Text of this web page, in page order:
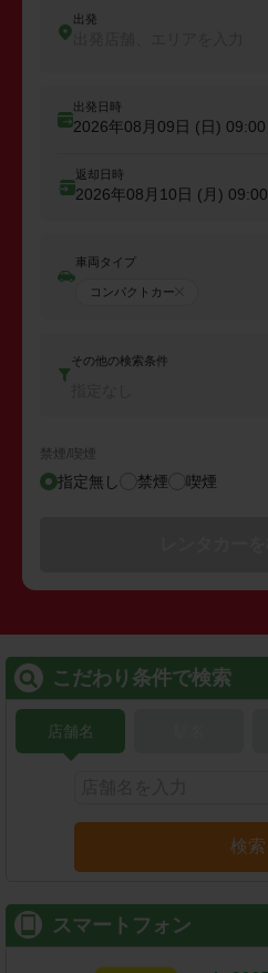
出発
出発日時
2026年08月09日 (日) 09:00
返却日時
2026年08月10日 (月) 09:00
車両タイプ
コンパクトカー
その他の検索条件
禁煙/喫煙
指定無し 禁煙 喫煙
こだわり条件で検索
店舗名
検索
スマートフォン